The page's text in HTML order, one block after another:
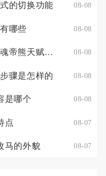
的切换功能 08-08
哪些 08-08
斗罗大陆有没有高效率的魂帝熊天赋点配置策略 08-08
骤是怎样的 08-08
是哪个 08-08
点 08-07
马的外貌 08-07